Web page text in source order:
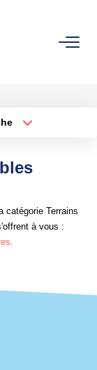
de critères
catégorie Terrains
à vous :